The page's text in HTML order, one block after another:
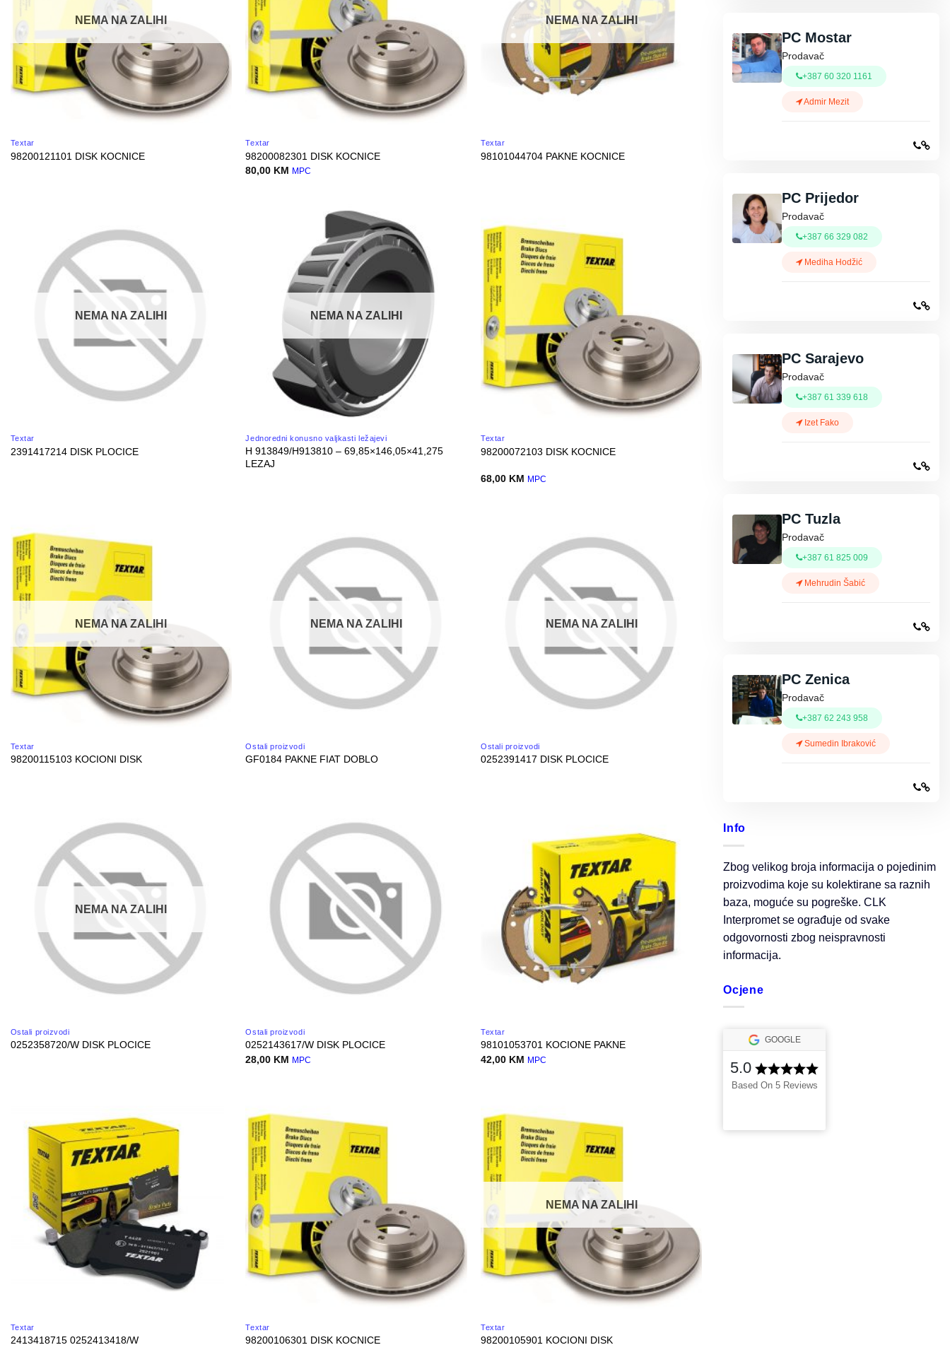
NEMA NA ZALIHI
Textar
98200121101 DISK KOCNICE
Textar
98200082301 DISK KOCNICE
80,00 KM MPC
NEMA NA ZALIHI
Textar
98101044704 PAKNE KOCNICE
NEMA NA ZALIHI
Textar
2391417214 DISK PLOCICE
NEMA NA ZALIHI
Jednoredni konusno valjkasti ležajevi
H 913849/H913810 – 69,85×146,05×41,275
LEZAJ
Textar
98200072103 DISK KOCNICE
68,00 KM MPC
NEMA NA ZALIHI
Textar
98200115103 KOCIONI DISK
NEMA NA ZALIHI
Ostali proizvodi
GF0184 PAKNE FIAT DOBLO
NEMA NA ZALIHI
Ostali proizvodi
0252391417 DISK PLOCICE
NEMA NA ZALIHI
Ostali proizvodi
0252358720/W DISK PLOCICE
Ostali proizvodi
0252143617/W DISK PLOCICE
28,00 KM MPC
Textar
98101053701 KOCIONE PAKNE
42,00 KM MPC
Textar
2413418715 0252413418/W
Textar
98200106301 DISK KOCNICE
NEMA NA ZALIHI
Textar
98200105901 KOCIONI DISK
PC Mostar
Prodavač
+387 60 320 1161
Admir Mezit
PC Prijedor
Prodavač
+387 66 329 082
Mediha Hodžić
PC Sarajevo
Prodavač
+387 61 339 618
Izet Fako
PC Tuzla
Prodavač
+387 61 825 009
Mehrudin Šabić
PC Zenica
Prodavač
+387 62 243 958
Sumedin Ibraković
Info
Zbog velikog broja informacija o pojedinim
proizvodima koje su kolektirane sa raznih
baza, moguće su pogreške. CLK
Interpromet se ograđuje od svake
odgovornosti zbog neispravnosti
informacija.
Ocjene
GOOGLE
5.0
Based On 5 Reviews